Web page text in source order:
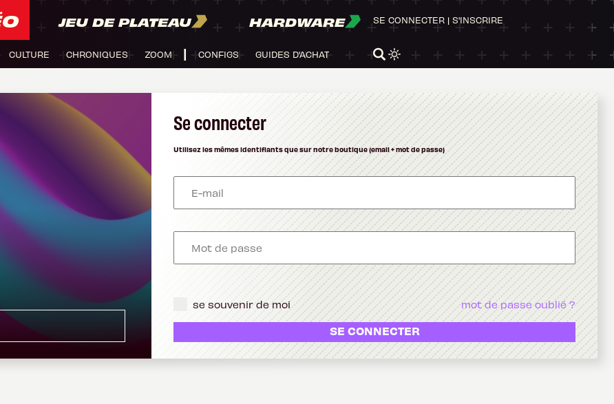
JEU DE PLATEAU HARDWARE
CULTURE CHRONIQUES ZOOM CONFIGS GUIDES D'ACHAT
SE CONNECTER | S'INSCRIRE
Se connecter
Utilisez les mêmes identifiants que sur notre boutique (email + mot de passe)
se souvenir de moi mot de passe oublié ?
SE CONNECTER